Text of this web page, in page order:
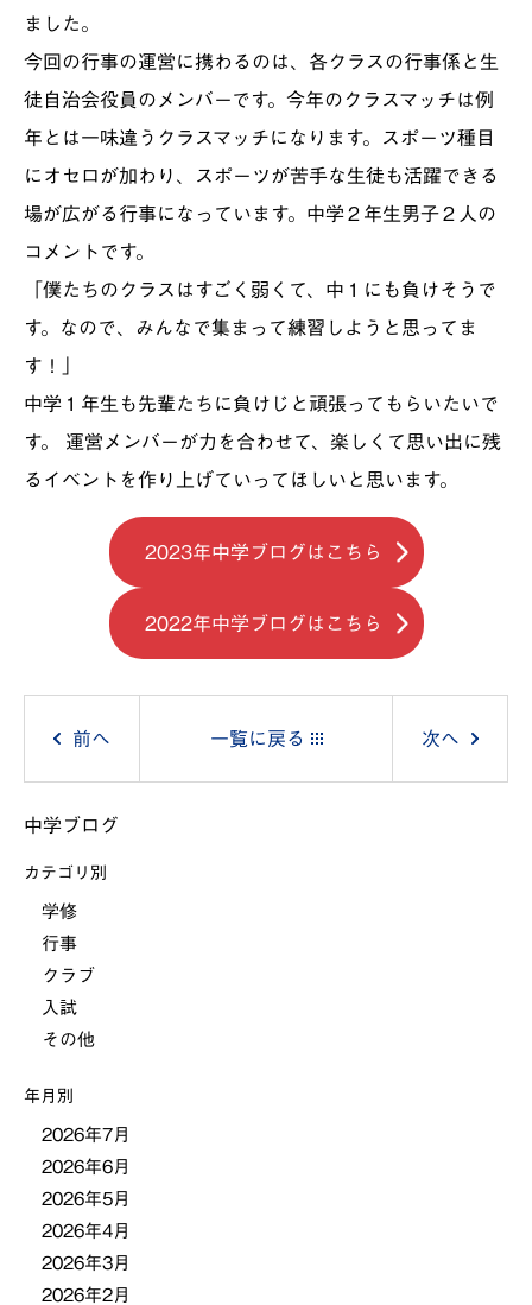
ました。
今回の行事の運営に携わるのは、各クラスの行事係と生
徒自治会役員のメンバーです。今年のクラスマッチは例
年とは一味違うクラスマッチになります。スポーツ種目
にオセロが加わり、スポーツが苦手な生徒も活躍できる
場が広がる行事になっています。中学２年生男子２人の
コメントです。
「僕たちのクラスはすごく弱くて、中１にも負けそうで
す。なので、みんなで集まって練習しようと思ってま
す！」
中学１年生も先輩たちに負けじと頑張ってもらいたいで
す。 運営メンバーが力を合わせて、楽しくて思い出に残
るイベントを作り上げていってほしいと思います。
2023年中学ブログはこちら
2022年中学ブログはこちら
稿
ナ
ゲ
ー
ョ
ン
前へ 一覧に戻る 次へ
中学ブログ
カテゴリ別
学修
行事
クラブ
入試
その他
年月別
2026年7月
2026年6月
2026年5月
2026年4月
2026年3月
2026年2月